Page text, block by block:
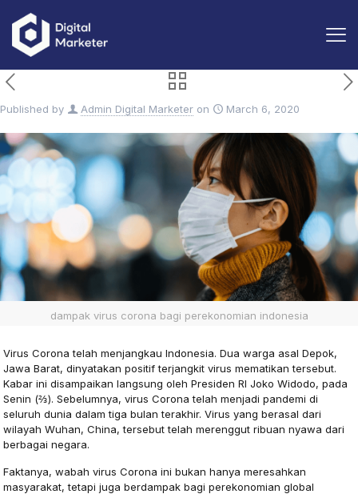
Published by Admin Digital Marketer on March 6, 2020
dampak virus corona bagi perekonomian indonesia
Virus Corona telah menjangkau Indonesia. Dua warga asal Depok,
Jawa Barat, dinyatakan positif terjangkit virus mematikan tersebut.
Kabar ini disampaikan langsung oleh Presiden RI Joko Widodo, pada
Senin (⅔). Sebelumnya, virus Corona telah menjadi pandemi di
seluruh dunia dalam tiga bulan terakhir. Virus yang berasal dari
wilayah Wuhan, China, tersebut telah merenggut ribuan nyawa dari
berbagai negara.
Faktanya, wabah virus Corona ini bukan hanya meresahkan
masyarakat, tetapi juga berdampak bagi perekonomian global